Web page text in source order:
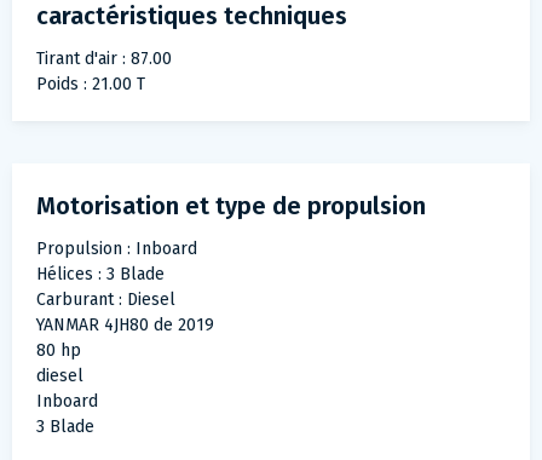
caractéristiques techniques
Tirant d'air : 87.00
Poids : 21.00 T
Motorisation et type de propulsion
Propulsion : Inboard
Hélices : 3 Blade
Carburant : Diesel
YANMAR 4JH80 de 2019
80 hp
diesel
Inboard
3 Blade